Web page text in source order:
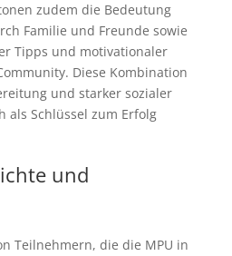
zudem die Bedeutung
Familie und Freunde sowie
Tipps und motivationaler
Diese Kombination
und starker sozialer
als Schlüssel zum Erfolg
und
Teilnehmern, die die MPU in